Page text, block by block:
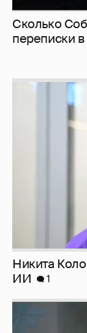
Сколько
перeписки
Никита
ИИ
1